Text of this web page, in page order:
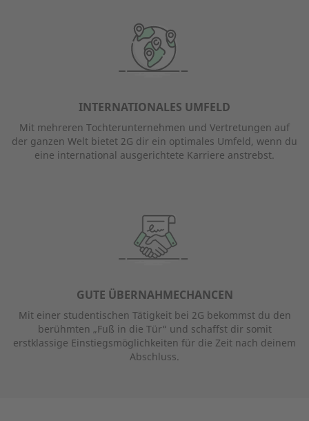
INTERNATIONALES UMFELD
Mit mehreren Tochterunternehmen und Vertretungen auf
der ganzen Welt bietet 2G dir ein optimales Umfeld, wenn du
eine international ausgerichtete Karriere anstrebst.
GUTE ÜBERNAHMECHANCEN
Mit einer studentischen Tätigkeit bei 2G bekommst du den
berühmten „Fuß in die Tür“ und schaffst dir somit
erstklassige Einstiegsmöglichkeiten für die Zeit nach deinem
Abschluss.